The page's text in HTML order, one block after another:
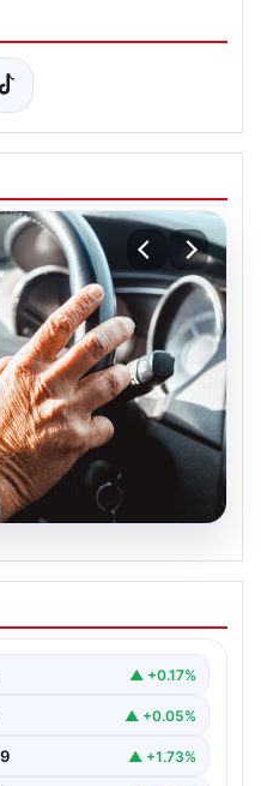
verilecek mi,
emekli
▲ +0.17%
▲ +0.05%
▲ +1.73%